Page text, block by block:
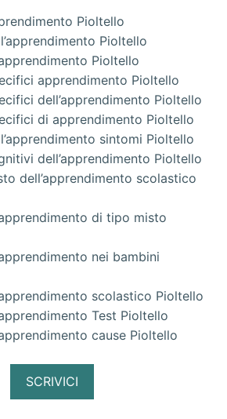
Pioltello
Pioltello
Pioltello
apprendimento Pioltello
dell’apprendimento Pioltello
di apprendimento Pioltello
sintomi Pioltello
dell’apprendimento Pioltello
dell’apprendimento scolastico
di tipo misto
nei bambini
scolastico Pioltello
Test Pioltello
cause Pioltello
SCRIVICI